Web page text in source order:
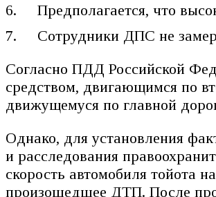
Предполагается, что
Сотрудники ДПС не
Согласно ПДД Российской
средством, двигающимся по
движущемуся по главной
Однако, для установления
и расследования
скорость автомобиля тойота
произошедшее ДТП. После